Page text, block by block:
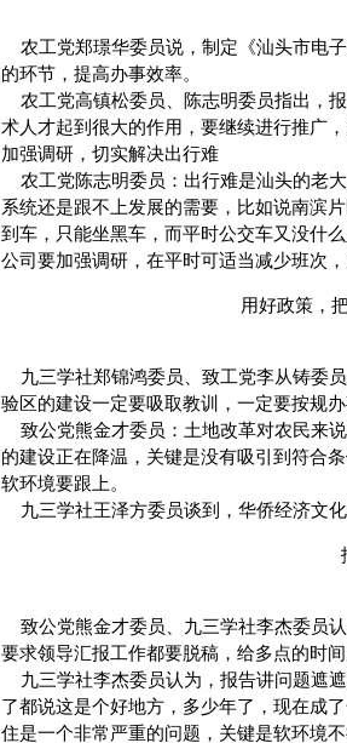
农工党郑璟华委员说，制定《汕头市电
的环节，提高办事效率。
农工党高镇松委员、陈志明委员指出，
术人才起到很大的作用，要继续进行推广
加强调研，切实解决出行难
农工党陈志明委员：出行难是汕头的老
系统还是跟不上发展的需要，比如说南滨
到车，只能坐黑车，而平时公交车又没什
公司要加强调研，在平时可适当减少班次，
用好政策，
九三学社郑锦鸿委员、致工党李从铸委
验区的建设一定要吸取教训，一定要按规
致公党熊金才委员：土地改革对农民来
的建设正在降温，关键是没有吸引到符合
软环境要跟上。
九三学社王泽方委员谈到，华侨经济文
致公党熊金才委员、九三学社李杰委员
要求领导汇报工作都要脱稿，给多点的时
九三学社李杰委员认为，报告讲问题遮
了都说这是个好地方，多少年了，现在成
住是一个非常严重的问题，关键是软环境